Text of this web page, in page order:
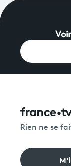
Rien ne se